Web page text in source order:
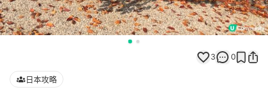
3 0
日本攻略